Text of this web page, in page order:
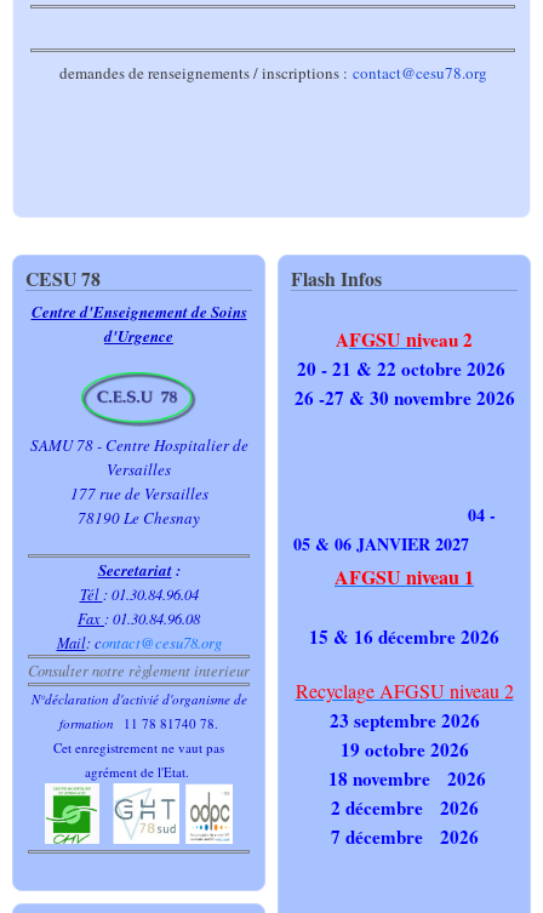
demandes de renseignements / inscriptions : contact@cesu78.org
CESU 78
Centre d'Enseignement de Soins
d'Urgence
SAMU 78 - Centre Hospitalier de
Versailles
177 rue de Versailles
78190 Le Chesnay
Secretariat:
Tél : 01.30.84.96.04
Fax : 01.30.84.96.08
Mail:contact@cesu78.org
Consulter notre règlement interieur
N°déclaration d'activié d'organisme de
formation
11 78 81740 78.
Cet enregistrement ne vaut pas
agrément de l'Etat.
Flash Infos
AFGSU niveau 2
20 - 21 & 22 octobre 2026
26 -27 & 30 novembre 2026
04 -
05 & 06 JANVIER 2027
AFGSU niveau 1
15 & 16 décembre 2026
Recyclage AFGSU niveau 2
23 septembre 2026
19 octobre 2026
18 novembre 2026
2 décembre 2026
7 décembre 2026